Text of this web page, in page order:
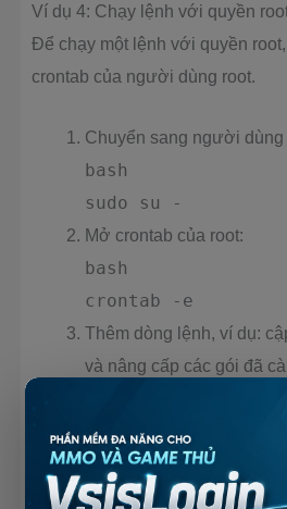
Ví dụ 4: Chạy lệnh với quyền
Để chạy một lệnh với quyền
crontab của người dùng root.
Chuyển sang người dùng
bash
sudo su -
Mở crontab của root:
bash
crontab -e
Thêm dòng lệnh, ví dụ:
và nâng cấp các gói đã
crontab
0 4 * * * apt
-y